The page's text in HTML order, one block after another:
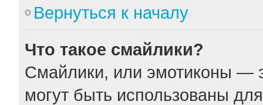
Вернуться к началу
Что такое смайлики?
Смайлики, или эмотиконы —
могут быть использованы